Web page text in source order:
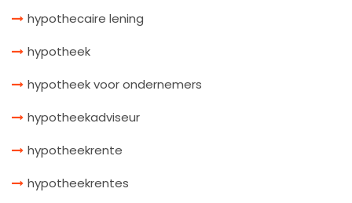
hypothecaire lening
hypotheek
hypotheek voor ondernemers
hypotheekadviseur
hypotheekrente
hypotheekrentes